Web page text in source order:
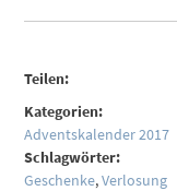
Teilen:
Kategorien:
Adventskalender 2017
Schlagwörter:
Geschenke,Verlosung